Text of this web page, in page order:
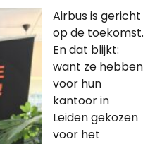
Airbus is gericht
op de toekomst.
En dat blijkt:
want ze hebben
voor hun
kantoor in
Leiden gekozen
voor het